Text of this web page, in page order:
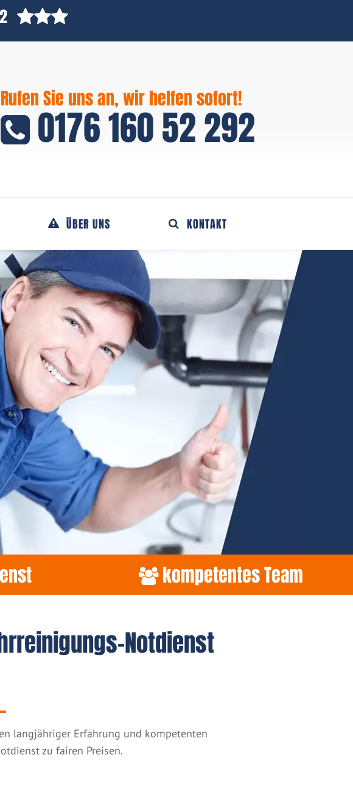
Rufen Sie uns an, wir helfen sofort!
0176 160 52 292
ÜBER UNS KONTAKT
kompetentes Team
Notdienst
langjähriger Erfahrung und kompetenten
zu fairen Preisen.